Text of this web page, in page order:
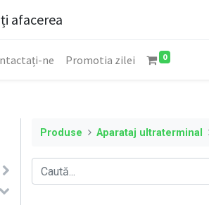
afacerea
ne Promotia zilei 0
Produse Aparataj ultraterminal